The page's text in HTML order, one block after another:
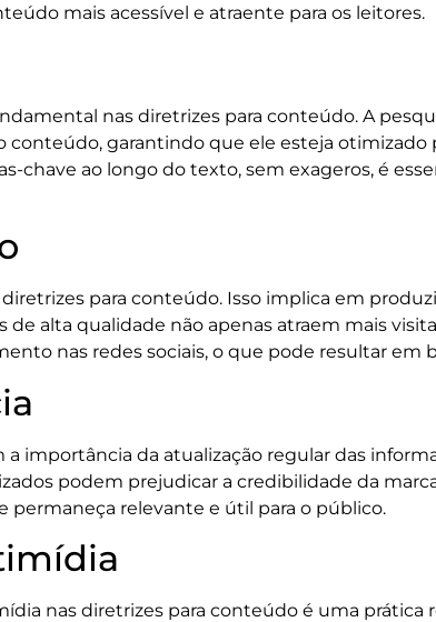
mais acessível e atraente para os leitores.
nas diretrizes para conteúdo. A
conteúdo, garantindo que ele esteja otimizado
chave ao longo do texto, sem exageros, é
para conteúdo. Isso implica em
alta qualidade não apenas atraem mais
nas redes sociais, o que pode resultar em
importância da atualização regular das
podem prejudicar a credibilidade da
relevante e útil para o público.
nas diretrizes para conteúdo é uma prática